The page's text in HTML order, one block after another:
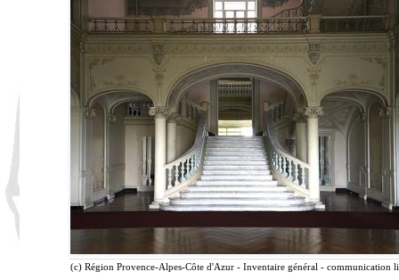
(c) Région Provence-Alpes-Côte d'Azur - Inventaire général - communication